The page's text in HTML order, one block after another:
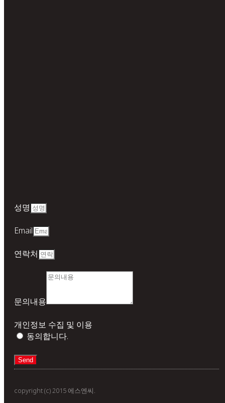
성명
Email
연락처
문의내용
개인정보 수집 및 이용
동의합니다.
Send
copyright (c) 2015 에스엔씨.